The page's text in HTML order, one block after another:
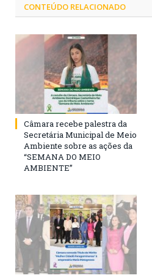
CONTEÚDO RELACIONADO
Câmara recebe palestra da
Secretária Municipal de Meio
Ambiente sobre as ações da
“SEMANA DO MEIO
AMBIENTE”